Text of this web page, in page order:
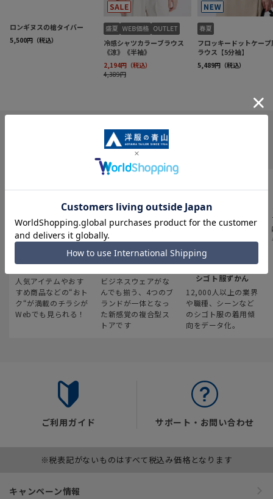
INFORMATION
最新のお買い得情報
人気アイテムやおす
すめ商品などの“おト
ク“が満載のチラシが
Webでも見られる！
スーツスクエア
ビジネスウェアがな
んでも揃う、4つのブ
ランドが一体となっ
た新感覚の複合型ス
トアです
みんなの
シゴト服ずかん
12,000人以上の業界
や職種、シーンなど
のシゴト服の着用傾
向をデータ化。
ご利用ガイド サポート・お問い合わせ
※税表記がないものはすべて税込み価格となります
キャンペーン情報